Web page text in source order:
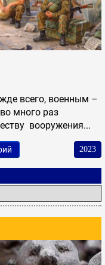
всего, военным –
много раз
вооружения...
2023